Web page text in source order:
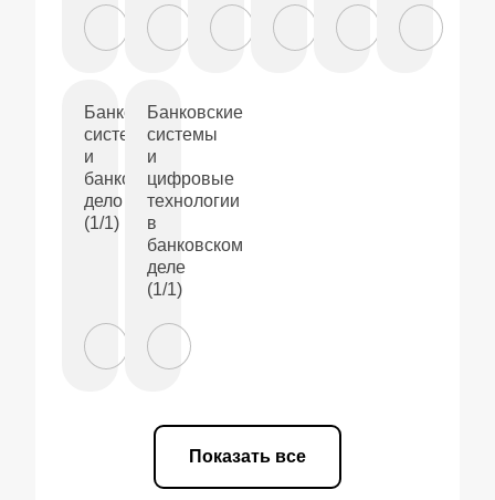
Банковские
системы
и
банковское
дело
(1/1)
Банковские
системы
и
цифровые
технологии
в
банковском
деле
(1/1)
Показать все